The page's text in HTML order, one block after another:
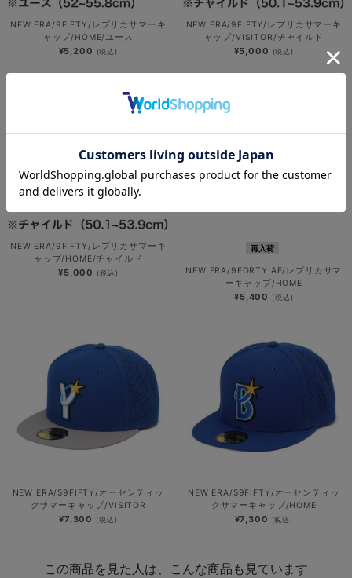
NEW ERA/9FIFTY/レプリカサマーキ
ャップ/HOME/ユース
¥5,200 (税込)
NEW ERA/9FIFTY/レプリカサマーキ
ャップ/VISITOR/チャイルド
¥5,000 (税込)
NEW ERA/9FIFTY/レプリカサマーキ
ャップ/HOME/チャイルド
¥5,000 (税込)
再入荷
NEW ERA/9FORTY AF/レプリカサマ
ーキャップ/HOME
¥5,400 (税込)
NEW ERA/59FIFTY/オーセンティッ
クサマーキャップ/VISITOR
¥7,300 (税込)
NEW ERA/59FIFTY/オーセンティッ
クサマーキャップ/HOME
¥7,300 (税込)
この商品を見た人は、こんな商品も見ています